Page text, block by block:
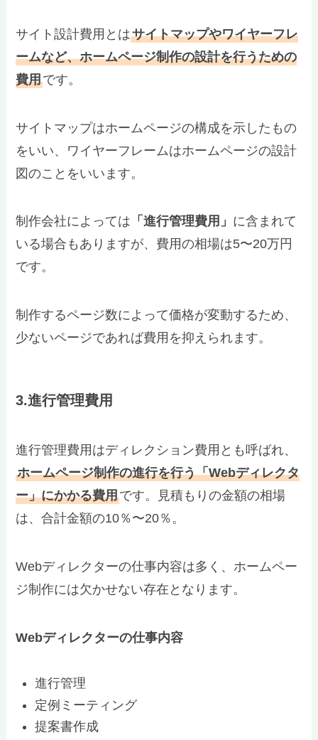
サイト設計費用とはサイトマップやワイヤーフレ
ームなど、ホームページ制作の設計を行うための
費用です。
サイトマップはホームページの構成を示したもの
をいい、ワイヤーフレームはホームページの設計
図のことをいいます。
制作会社によっては 「進行管理費用」 に含まれて
いる場合もありますが、費用の相場は5〜20万円
です。
制作するページ数によって価格が変動するため、
少ないページであれば費用を抑えられます。
3.進行管理費用
進行管理費用はディレクション費用とも呼ばれ、
ホームページ制作の進行を行う「Webディレクタ
ー」にかかる費用です。見積もりの金額の相場
は、合計金額の10％〜20％。
Webディレクターの仕事内容は多く、ホームペー
ジ制作には欠かせない存在となります。
Webディレクターの仕事内容
進行管理
定例ミーティング
提案書作成